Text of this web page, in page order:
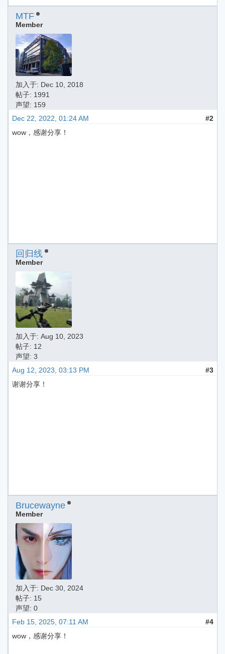
MTF
Member
加入于: Dec 10, 2018
帖子: 1991
声望: 159
Dec 22, 2022, 01:24 AM
#2
wow，感谢分享！
回归线
Member
加入于: Aug 10, 2023
帖子: 12
声望: 3
Aug 12, 2023, 03:13 PM
#3
谢谢分享！
Brucewayne
Member
加入于: Dec 30, 2024
帖子: 15
声望: 0
Feb 15, 2025, 07:11 AM
#4
wow，感谢分享！